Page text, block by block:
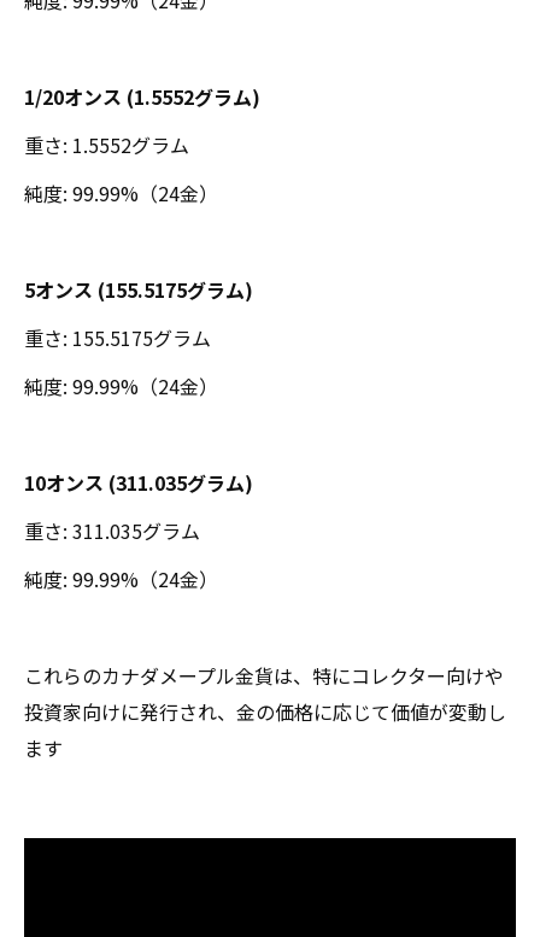
1/20オンス (1.5552グラム)
重さ: 1.5552グラム
純度: 99.99%（24金）
5オンス (155.5175グラム)
重さ: 155.5175グラム
純度: 99.99%（24金）
10オンス (311.035グラム)
重さ: 311.035グラム
純度: 99.99%（24金）
これらのカナダメープル金貨は、特にコレクター向けや
投資家向けに発行され、金の価格に応じて価値が変動し
ます